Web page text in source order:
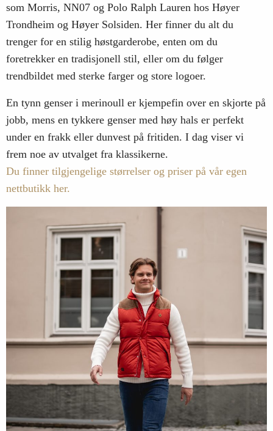
som Morris, NN07 og Polo Ralph Lauren hos Høyer
Trondheim og Høyer Solsiden. Her finner du alt du
trenger for en stilig høstgarderobe, enten om du
foretrekker en tradisjonell stil, eller om du følger
trendbildet med sterke farger og store logoer.
En tynn genser i merinoull er kjempefin over en skjorte på
jobb, mens en tykkere genser med høy hals er perfekt
under en frakk eller dunvest på fritiden. I dag viser vi
frem noe av utvalget fra klassikerne.
Du finner tilgjengelige størrelser og priser på vår egen
nettbutikk her.